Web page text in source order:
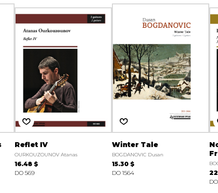
Reflet IV
OURKOUZOUNOV Atanas
16.48 $
DO 569
Winter Tale
BOGDANOVIC Dusan
15.30 $
DO 1564